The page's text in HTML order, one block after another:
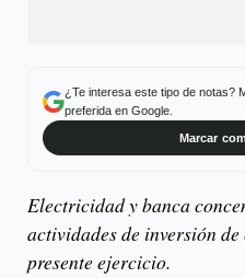
¿Te interesa este tipo de notas?
preferida en Google.
Marcar
Electricidad y banca
actividades de inversión
presente ejercicio.